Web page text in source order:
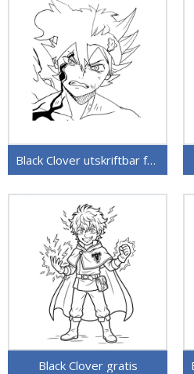
Black Clover utskriftbar for barn
Black Clover gratis